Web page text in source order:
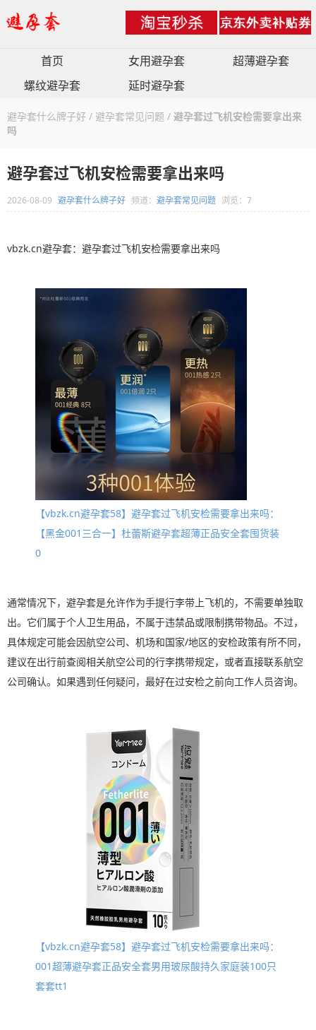
首页 女用避孕套
超薄避孕套
螺纹避孕套
延时避孕套
避孕套什么牌子好 / 避孕套常见问题 / 避孕套过飞机安检需要拿出来
吗
避孕套过飞机安检需要拿出来吗
2026-08-09 避孕套什么牌子好 频道： 避孕套常见问题 浏览：7
vbzk.cn避孕套：避孕套过飞机安检需要拿出来吗
【vbzk.cn避孕套58】避孕套过飞机安检需要拿出来吗：
【黑金001三合一】杜蕾斯避孕套超薄正品安全套囤货装
0
通常情况下，避孕套是允许作为手提行李带上飞机的，不需要单独取
出。它们属于个人卫生用品，不属于违禁品或限制携带物品。不过，
具体规定可能会因航空公司、机场和国家/地区的安检政策有所不同，
建议在出行前查阅相关航空公司的行李携带规定，或者直接联系航空
公司确认。如果遇到任何疑问，最好在过安检之前向工作人员咨询。
【vbzk.cn避孕套58】避孕套过飞机安检需要拿出来吗：
001超薄避孕套正品安全套男用玻尿酸持久家庭装100只
套套tt1